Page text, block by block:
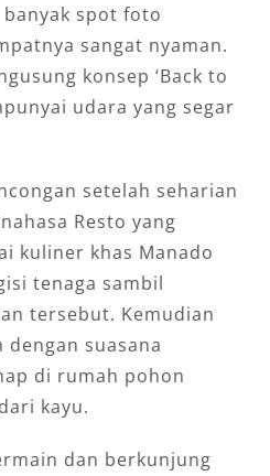
spot foto
sangat nyaman.
konsep ‘Back to
udara yang segar
setelah seharian
Resto yang
kuliner khas Manado
tenaga sambil
tersebut. Kemudian
dengan suasana
di rumah pohon
kayu.
dan berkunjung